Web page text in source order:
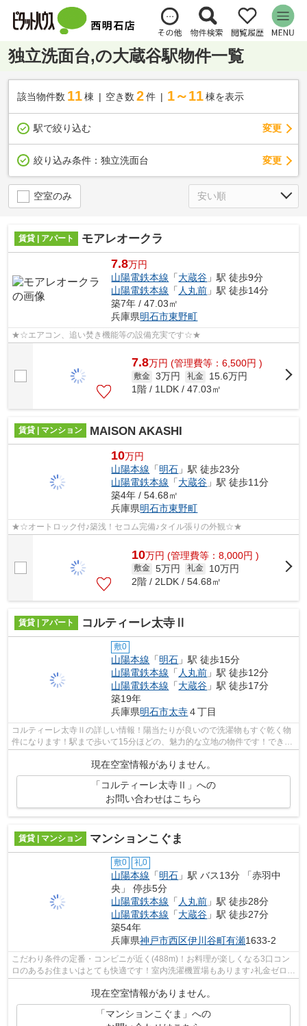
独立洗面台,の大蔵谷駅物件一覧
該当物件数 11棟 空き数 2 件 1～11 棟を表示
駅で絞り込む 変更
絞り込み条件： 独立洗面台 変更
空室のみ
賃貸 | アパート モアレオークラ
7.8万円
山陽電鉄本線 「大蔵谷 」駅 徒歩9分
山陽電鉄本線 「 人丸前 」駅 徒歩14分
築7年 / 47.03㎡
兵庫県明石市東野町
★☆エアコン、追い焚き機能等の設備充実です☆★
7.8万円 (管理費等：6,500円 )
敷金 3万円 礼金
15.6万円
1階 / 1LDK / 47.03㎡
賃貸 | マンション MAISON AKASHI
10万円
山陽本線 「明石 」駅 徒歩23分
山陽電鉄本線 「大蔵谷 」駅 徒歩11分
築4年 / 54.68㎡
兵庫県明石市東野町
★☆オートロック付♪築浅！セコム完備♪タイル張りの外観☆★
10万円 (管理費等：8,000円 )
敷金 5万円 礼金
10万円
2階 / 2LDK / 54.68㎡
賃貸 | アパート コルティーレ太寺Ⅱ
敷0
山陽本線 「明石 」駅 徒歩15分
山陽電鉄本線 「 人丸前 」駅 徒歩12分
山陽電鉄本線 「大蔵谷 」駅 徒歩17分
築19年
兵庫県明石市太寺４丁目
コルティーレ太寺Ⅱの詳しい情報！陽当たりが良いので洗濯物もすぐ乾く物
件になります！駅まで歩いて15分ほどの、魅力的な立地の物件です！できる
現在空室情報がありません。
「コルティーレ太寺Ⅱ」への
お問い合わせはこちら
賃貸 | マンション マンションこぐま
敷0 礼0
山陽本線 「明石 」駅 バス13分 「赤羽中
央」 停歩5分
山陽電鉄本線 「 人丸前 」駅 徒歩28分
山陽電鉄本線 「大蔵谷 」駅 徒歩27分
築54年
兵庫県神戸市西区伊川谷町有瀬1633-2
こだわり条件の定番・コンビニが近く(488m)！お料理が楽しくなる3口コン
ロのあるお住まいはとても快適です！室内洗濯機置場もあります♪礼金ゼロ円
のマンションで初期費用を押さえ、そ...
現在空室情報がありません。
「マンションこぐま」への